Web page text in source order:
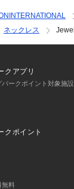
ネックレス
クアプリ
ークポイント対象施
クポイント
無料